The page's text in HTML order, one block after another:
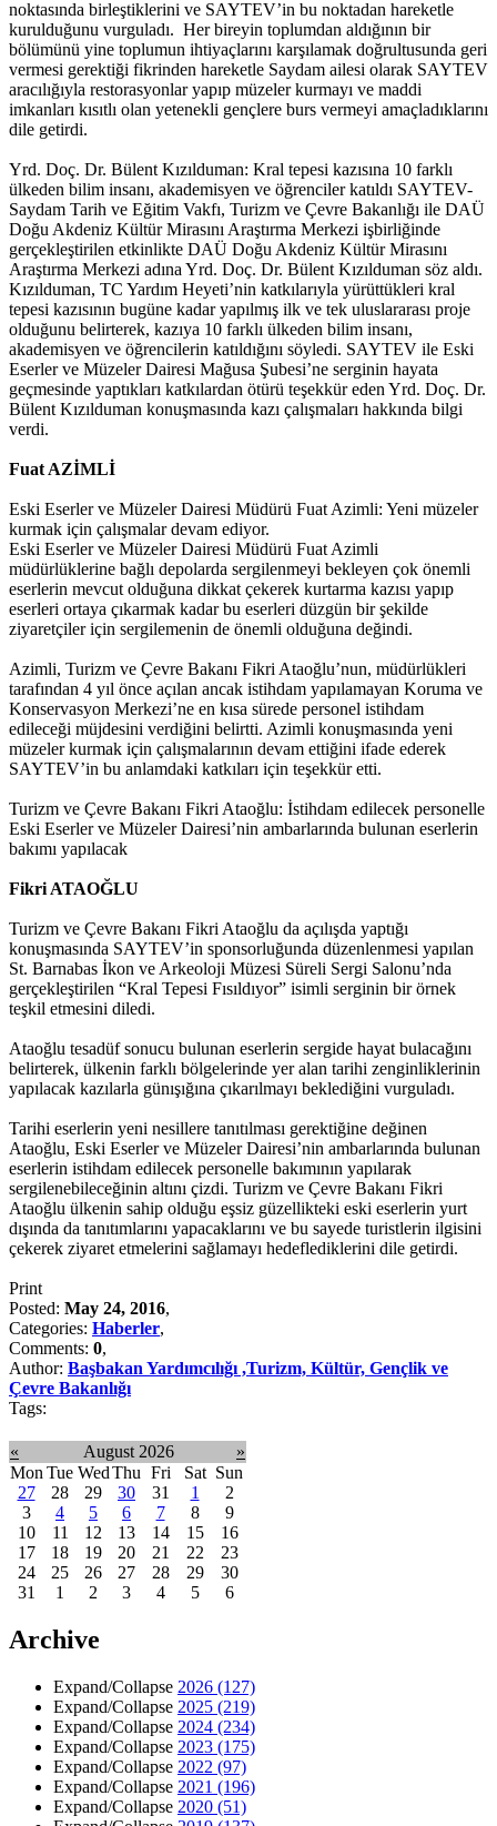
noktasında birleştiklerini ve SAYTEV’in bu noktadan hareketle
kurulduğunu vurguladı. Her bireyin toplumdan aldığının bir
bölümünü yine toplumun ihtiyaçlarını karşılamak doğrultusunda geri
vermesi gerektiği fikrinden hareketle Saydam ailesi olarak SAYTEV
aracılığıyla restorasyonlar yapıp müzeler kurmayı ve maddi
imkanları kısıtlı olan yetenekli gençlere burs vermeyi amaçladıklarını
dile getirdi.
Yrd. Doç. Dr. Bülent Kızılduman: Kral tepesi kazısına 10 farklı
ülkeden bilim insanı, akademisyen ve öğrenciler katıldı SAYTEV-
Saydam Tarih ve Eğitim Vakfı, Turizm ve Çevre Bakanlığı ile DAÜ
Doğu Akdeniz Kültür Mirasını Araştırma Merkezi işbirliğinde
gerçekleştirilen etkinlikte DAÜ Doğu Akdeniz Kültür Mirasını
Araştırma Merkezi adına Yrd. Doç. Dr. Bülent Kızılduman söz aldı.
Kızılduman, TC Yardım Heyeti’nin katkılarıyla yürüttükleri kral
tepesi kazısının bugüne kadar yapılmış ilk ve tek uluslararası proje
olduğunu belirterek, kazıya 10 farklı ülkeden bilim insanı,
akademisyen ve öğrencilerin katıldığını söyledi. SAYTEV ile Eski
Eserler ve Müzeler Dairesi Mağusa Şubesi’ne serginin hayata
geçmesinde yaptıkları katkılardan ötürü teşekkür eden Yrd. Doç. Dr.
Bülent Kızılduman konuşmasında kazı çalışmaları hakkında bilgi
verdi.
Fuat AZİMLİ
Eski Eserler ve Müzeler Dairesi Müdürü Fuat Azimli: Yeni müzeler
kurmak için çalışmalar devam ediyor.
Eski Eserler ve Müzeler Dairesi Müdürü Fuat Azimli
müdürlüklerine bağlı depolarda sergilenmeyi bekleyen çok önemli
eserlerin mevcut olduğuna dikkat çekerek kurtarma kazısı yapıp
eserleri ortaya çıkarmak kadar bu eserleri düzgün bir şekilde
ziyaretçiler için sergilemenin de önemli olduğuna değindi.
Azimli, Turizm ve Çevre Bakanı Fikri Ataoğlu’nun, müdürlükleri
tarafından 4 yıl önce açılan ancak istihdam yapılamayan Koruma ve
Konservasyon Merkezi’ne en kısa sürede personel istihdam
edileceği müjdesini verdiğini belirtti. Azimli konuşmasında yeni
müzeler kurmak için çalışmalarının devam ettiğini ifade ederek
SAYTEV’in bu anlamdaki katkıları için teşekkür etti.
Turizm ve Çevre Bakanı Fikri Ataoğlu: İstihdam edilecek personelle
Eski Eserler ve Müzeler Dairesi’nin ambarlarında bulunan eserlerin
bakımı yapılacak
Fikri ATAOĞLU
Turizm ve Çevre Bakanı Fikri Ataoğlu da açılışda yaptığı
konuşmasında SAYTEV’in sponsorluğunda düzenlenmesi yapılan
St. Barnabas İkon ve Arkeoloji Müzesi Süreli Sergi Salonu’nda
gerçekleştirilen “Kral Tepesi Fısıldıyor” isimli serginin bir örnek
teşkil etmesini diledi.
Ataoğlu tesadüf sonucu bulunan eserlerin sergide hayat bulacağını
belirterek, ülkenin farklı bölgelerinde yer alan tarihi zenginliklerinin
yapılacak kazılarla günışığına çıkarılmayı beklediğini vurguladı.
Tarihi eserlerin yeni nesillere tanıtılması gerektiğine değinen
Ataoğlu, Eski Eserler ve Müzeler Dairesi’nin ambarlarında bulunan
eserlerin istihdam edilecek personelle bakımının yapılarak
sergilenebileceğinin altını çizdi. Turizm ve Çevre Bakanı Fikri
Ataoğlu ülkenin sahip olduğu eşsiz güzellikteki eski eserlerin yurt
dışında da tanıtımlarını yapacaklarını ve bu sayede turistlerin ilgisini
çekerek ziyaret etmelerini sağlamayı hedeflediklerini dile getirdi.
Print
Posted: May 24, 2016,
Categories: Haberler,
Comments: 0,
Author: Başbakan Yardımcılığı ,Turizm, Kültür, Gençlik ve
Çevre Bakanlığı
Tags:
« August 2026
»
Mon Tue WedThu Fri Sat Sun
27
28 29 30 31 1
2
3
4 5 6 7 8
9
10
11 12 13 14 15
16
17
18 19 20 21 22
23
24
25 26 27 28 29
30
31
1 2 3 4 5 6
Archive
Expand/Collapse 2026 (127)
Expand/Collapse 2025 (219)
Expand/Collapse 2024 (234)
Expand/Collapse 2023 (175)
Expand/Collapse 2022 (97)
Expand/Collapse 2021 (196)
Expand/Collapse 2020 (51)